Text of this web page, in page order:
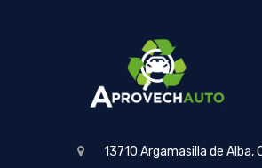
13710 Argamasilla de Alba,